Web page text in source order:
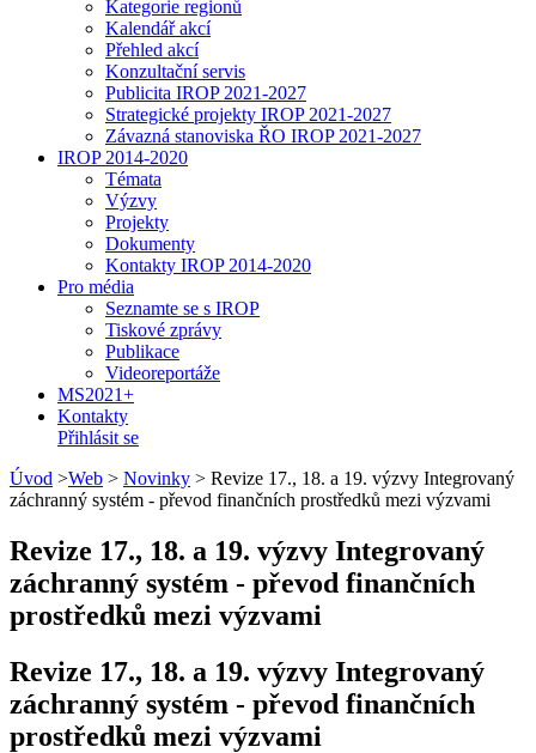
Kategorie regionů
Kalendář akcí
Přehled akcí
Konzultační servis
Publicita IROP 2021-2027
Strategické projekty IROP 2021-2027
Závazná stanoviska ŘO IROP 2021-2027
IROP 2014-2020
Témata
Výzvy
Projekty
Dokumenty
Kontakty IROP 2014-2020
Pro média
Seznamte se s IROP
Tiskové zprávy
Publikace
Videoreportáže
MS2021+
Kontakty
Přihlásit se
Úvod >Web > Novinky > Revize 17., 18. a 19. výzvy Integrovaný
záchranný systém - převod finančních prostředků mezi výzvami
Revize 17., 18. a 19. výzvy Integrovaný
záchranný systém - převod finančních
prostředků mezi výzvami
Revize 17., 18. a 19. výzvy Integrovaný
záchranný systém - převod finančních
prostředků mezi výzvami